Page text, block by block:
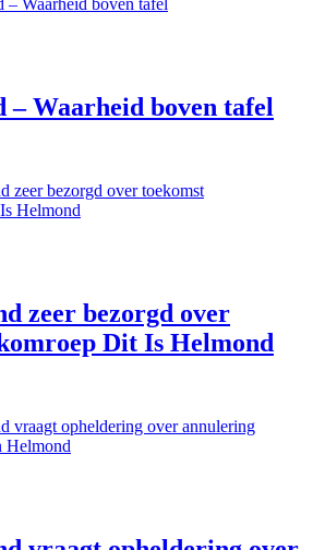
– Waarheid boven tafel
zeer bezorgd over
Dit Is Helmond